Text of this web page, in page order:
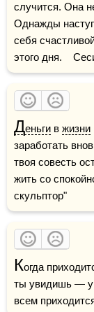
случится. Она
Однажды
себя
этого дня.
Деньги в жизни
заработать
твоя совесть
жить со
скульптор"
Когда
ты увидишь — у
всем